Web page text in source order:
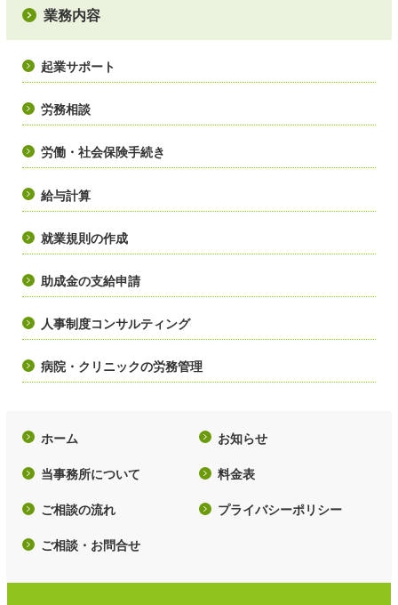
ホーム お知らせ
当事務所について 料金表
ご相談の流れ プライバシーポリシー
ご相談・お問合せ
業務内容
起業サポート
労務相談
労働・社会保険手続き
給与計算
就業規則の作成
助成金の支給申請
人事制度コンサルティング
病院・クリニックの労務管理